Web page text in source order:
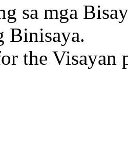
sa mga
Binisaya.
the Visayan